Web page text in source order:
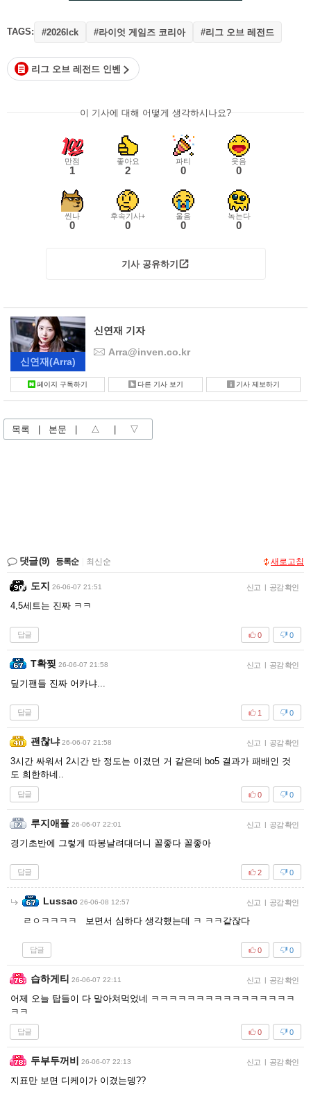
TAGS: #2026lck #라이엇 게임즈 코리아 #리그 오브 레전드
리그 오브 레전드 인벤
이 기사에 대해 어떻게 생각하시나요?
만점
1
좋아요
2
파티
0
웃음
0
씬나
0
후속기사+
0
울음
0
녹는다
0
기사 공유하기
신연재(Arra)
신연재 기자
Arra@inven.co.kr
페이지 구독하기 다른 기사 보기 기사 제보하기
목록 본문 △ ▽
댓글(9) 등록순 최신순 새로고침
도지 26-06-07 21:51 신고 | 공감 확인
4,5세트는 진짜 ㅋㅋ
답글 0
0
T확찢 26-06-07 21:58 신고 | 공감 확인
딮기팬들 진짜 어카냐...
답글 0
1
괜찮냐 26-06-07 21:58 신고 | 공감 확인
3시간 싸워서 2시간 반 정도는 이겼던 거 같은데 bo5 결과가 패배인 것
도 희한하네..
답글 0
0
루지애플 26-06-07 22:01 신고 | 공감 확인
경기초반에 그렇게 따봉날려대더니 꼴좋다 꼴좋아
답글 0
2
Lussac 26-06-08 12:57 신고 | 공감 확인
ㄹㅇㅋㅋㅋㅋ 보면서 심하다 생각했는데 ㅋ ㅋㅋ같잖다
답글 0
0
습하게티 26-06-07 22:11 신고 | 공감 확인
어제 오늘 탑들이 다 말아쳐먹었네 ㅋㅋㅋㅋㅋㅋㅋㅋㅋㅋㅋㅋㅋㅋㅋㅋ
ㅋㅋ
답글 0
0
두부두꺼비 26-06-07 22:13 신고 | 공감 확인
지표만 보면 디케이가 이겼는뎅??